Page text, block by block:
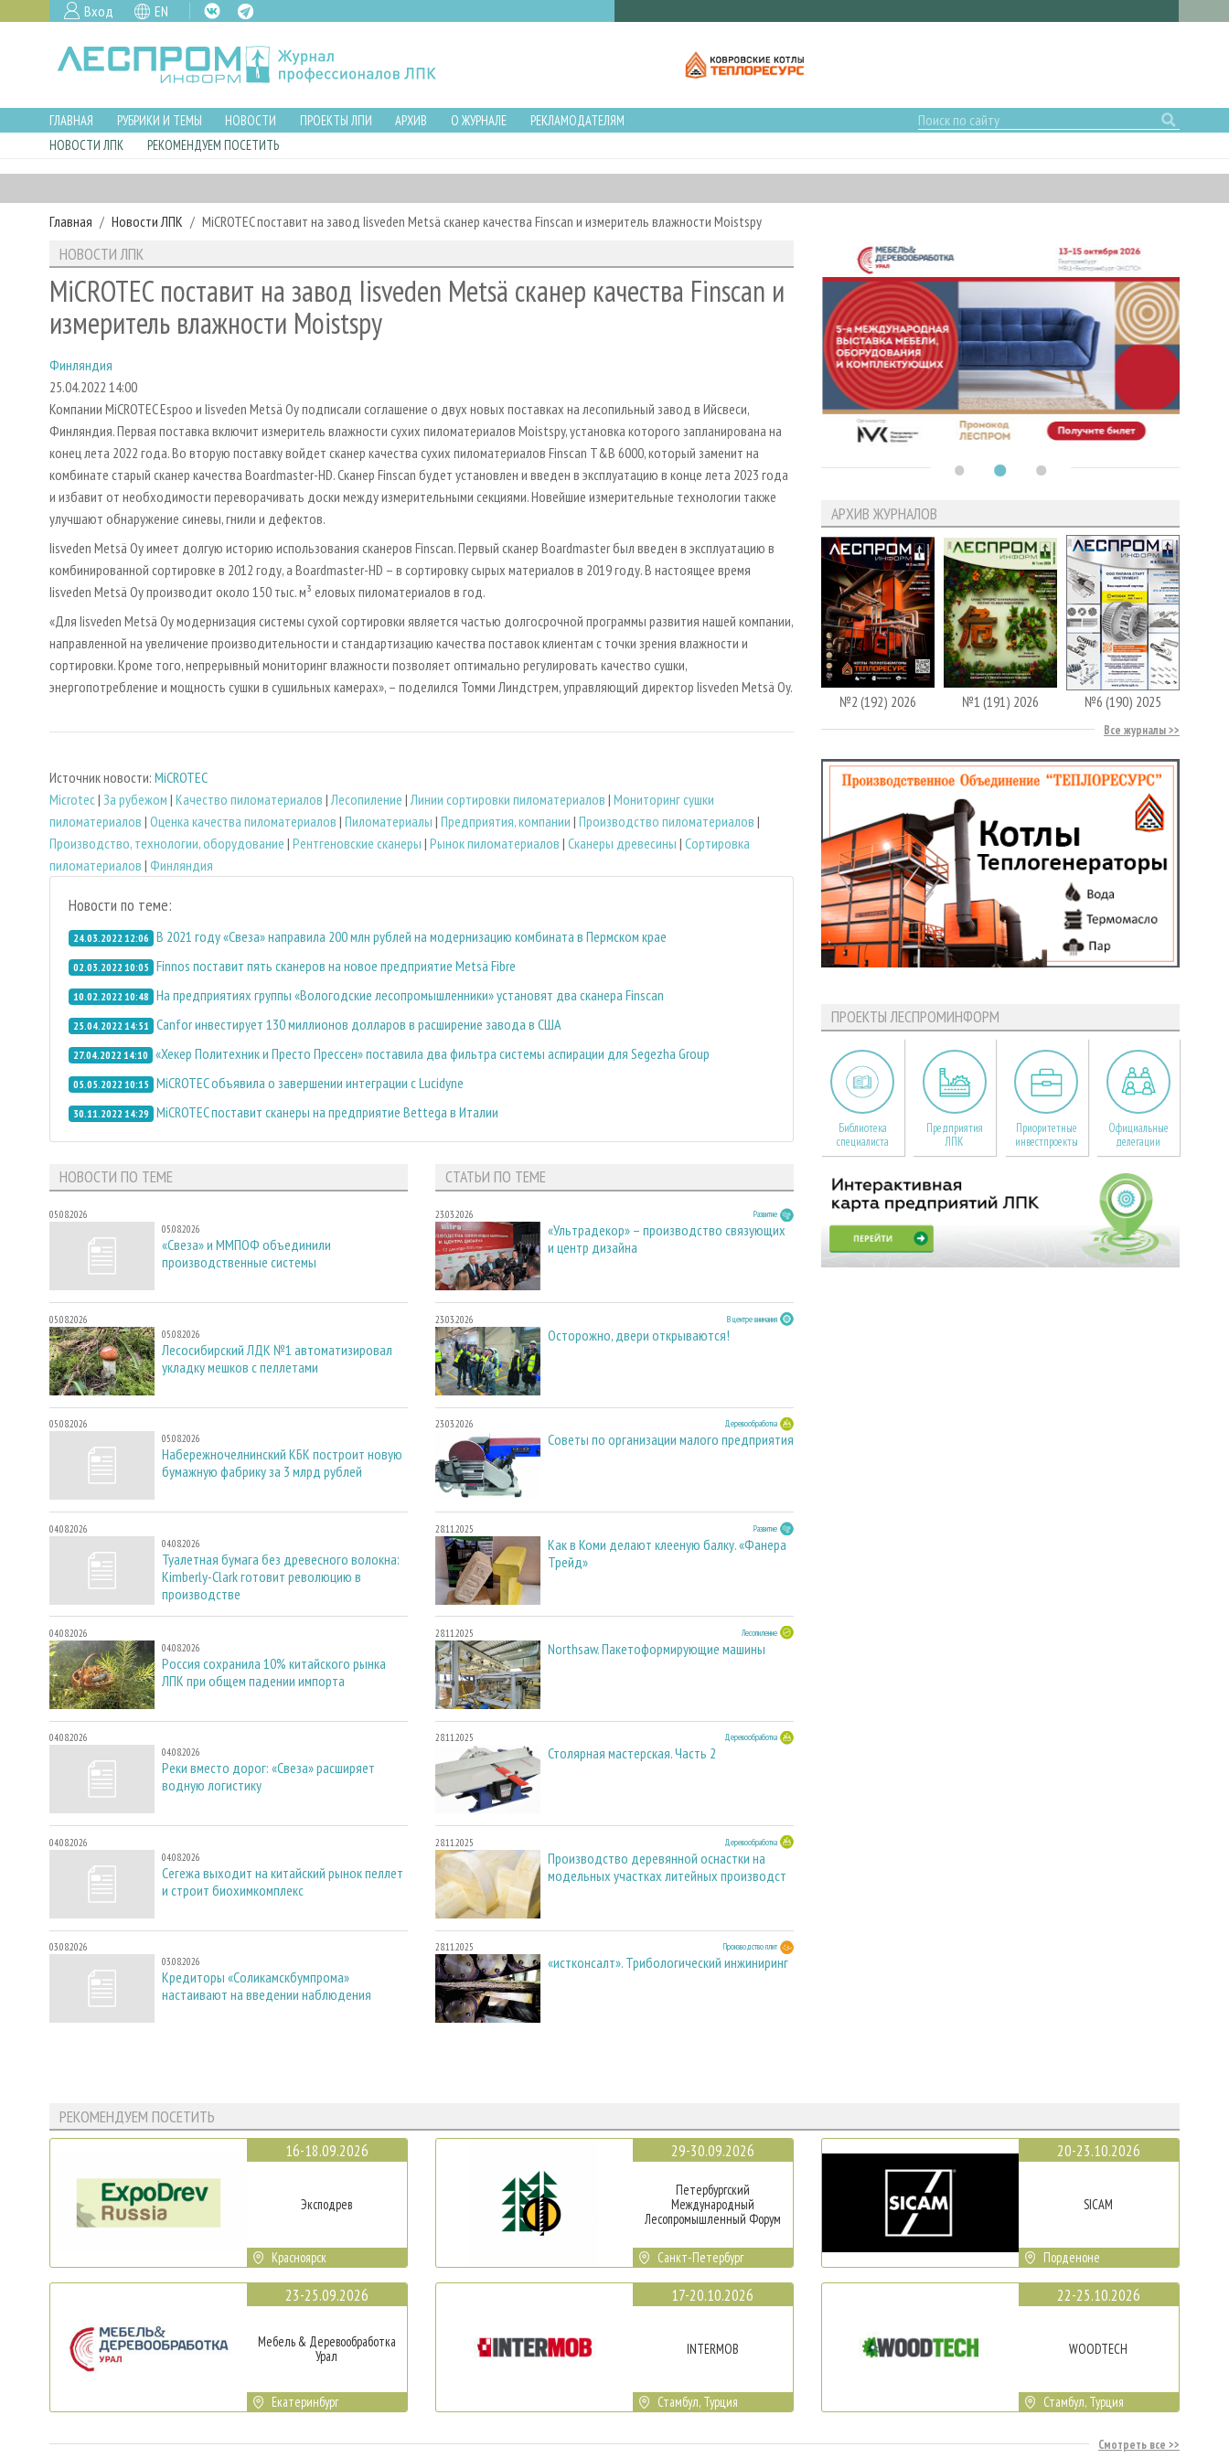
Вход EN
ГЛАВНАЯ РУБРИКИ И ТЕМЫ НОВОСТИ ПРОЕКТЫ ЛПИ АРХИВ О ЖУРНАЛЕ
РЕКЛАМОДАТЕЛЯМ
НОВОСТИ ЛПК
РЕКОМЕНДУЕМ ПОСЕТИТЬ
Главная Новости ЛПК MiCROTEC поставит на завод Iisveden Metsä сканер качества Finscan и измеритель влажности Moistspy
НОВОСТИ ЛПК
MiCROTEC поставит на завод Iisveden Metsä сканер качества Finscan и
измеритель влажности Moistspy
Финляндия
25.04.2022 14:00
Компании MiCROTEC Espoo и Iisveden Metsä Oy подписали соглашение о двух новых поставках на лесопильный завод в Ийсвеси,
Финляндия. Первая поставка включит измеритель влажности сухих пиломатериалов Moistspy, установка которого запланирована на
конец лета 2022 года. Во вторую поставку войдет сканер качества сухих пиломатериалов Finscan T&B 6000, который заменит на
комбинате старый сканер качества Boardmaster-HD. Сканер Finscan будет установлен и введен в эксплуатацию в конце лета 2023 года
и избавит от необходимости переворачивать доски между измерительными секциями. Новейшие измерительные технологии также
улучшают обнаружение синевы, гнили и дефектов.
Iisveden Metsä Oy имеет долгую историю использования сканеров Finscan. Первый сканер Boardmaster был введен в эксплуатацию в
комбинированной сортировке в 2012 году, а Boardmaster-HD – в сортировку сырых материалов в 2019 году. В настоящее время
Iisveden Metsä Oy производит около 150 тыс. м³ еловых пиломатериалов в год.
«Для Iisveden Metsä Oy модернизация системы сухой сортировки является частью долгосрочной программы развития нашей компании,
направленной на увеличение производительности и стандартизацию качества поставок клиентам с точки зрения влажности и
сортировки. Кроме того, непрерывный мониторинг влажности позволяет оптимально регулировать качество сушки,
энергопотребление и мощность сушки в сушильных камерах», – поделился Томми Линдстрем, управляющий директор Iisveden Metsä Oy.
Источник новости: MiCROTEC
Microtec| За рубежом | Качество пиломатериалов | Лесопиление | Линии сортировки пиломатериалов | Мониторинг сушки
пиломатериалов | Оценка качества пиломатериалов | Пиломатериалы | Предприятия, компании | Производство пиломатериалов |
Производство, технологии, оборудование | Рентгеновские сканеры | Рынок пиломатериалов | Сканеры древесины | Сортировка
пиломатериалов | Финляндия
Новости по теме:
24.03.2022 12:06 В 2021 году «Свеза» направила 200 млн рублей на модернизацию комбината в Пермском крае
02.03.2022 10:05 Finnos поставит пять сканеров на новое предприятие Metsä Fibre
10.02.2022 10:48 На предприятиях группы «Вологодские лесопромышленники» установят два сканера Finscan
25.04.2022 14:51 Canfor инвестирует 130 миллионов долларов в расширение завода в США
27.04.2022 14:10 «Хекер Политехник и Престо Прессен» поставила два фильтра системы аспирации для Segezha Group
05.05.2022 10:15 MiCROTEC объявила о завершении интеграции с Lucidyne
30.11.2022 14:29 MiCROTEC поставит сканеры на предприятие Bettega в Италии
НОВОСТИ ПО ТЕМЕ
05.08.2026
05.08.2026
«Свеза» и ММПОФ объединили
производственные системы
05.08.2026
05.08.2026
Лесосибирский ЛДК №1 автоматизировал
укладку мешков с пеллетами
05.08.2026
05.08.2026
Набережночелнинский КБК построит новую
бумажную фабрику за 3 млрд рублей
04.08.2026
04.08.2026
Туалетная бумага без древесного волокна:
Kimberly-Clark готовит революцию в
производстве
04.08.2026
04.08.2026
Россия сохранила 10% китайского рынка
ЛПК при общем падении импорта
04.08.2026
04.08.2026
Реки вместо дорог: «Свеза» расширяет
водную логистику
04.08.2026
04.08.2026
Сегежа выходит на китайский рынок пеллет
и строит биохимкомплекс
03.08.2026
03.08.2026
Кредиторы «Соликамскбумпрома»
настаивают на введении наблюдения
СТАТЬИ ПО ТЕМЕ
23.03.2026 Развитие
«Ультрадекор» – производство связующих
и центр дизайна
23.03.2026 В центре внимания
Осторожно, двери открываются!
23.03.2026 Деревообработка
Советы по организации малого предприятия
28.11.2025 Развитие
Как в Коми делают клееную балку. «Фанера
Трейд»
28.11.2025 Лесопиление
Northsaw. Пакетоформирующие машины
28.11.2025 Деревообработка
Столярная мастерская. Часть 2
28.11.2025 Деревообработка
Производство деревянной оснастки на
модельных участках литейных производст
28.11.2025 Производство плит
«истконсалт». Трибологический инжиниринг
АРХИВ ЖУРНАЛОВ
№2 (192) 2026 №1 (191) 2026 №6 (190) 2025
Все журналы
ПРОЕКТЫ ЛЕСПРОМИНФОРМ
Библиотека
специалиста
Предприятия
ЛПК
Приоритетные
инвестпроекты
Официальные
делегации
РЕКОМЕНДУЕМ ПОСЕТИТЬ
16-18.09.2026
Эксподрев
Красноярск
23-25.09.2026
Мебель & Деревообработка
Урал
Екатеринбург
29-30.09.2026
Петербургский
Международный
Лесопромышленный Форум
Санкт-Петербург
17-20.10.2026
INTERMOB
Стамбул, Турция
20-23.10.2026
SICAM
Порденоне
22-25.10.2026
WOODTECH
Стамбул, Турция
Смотреть все